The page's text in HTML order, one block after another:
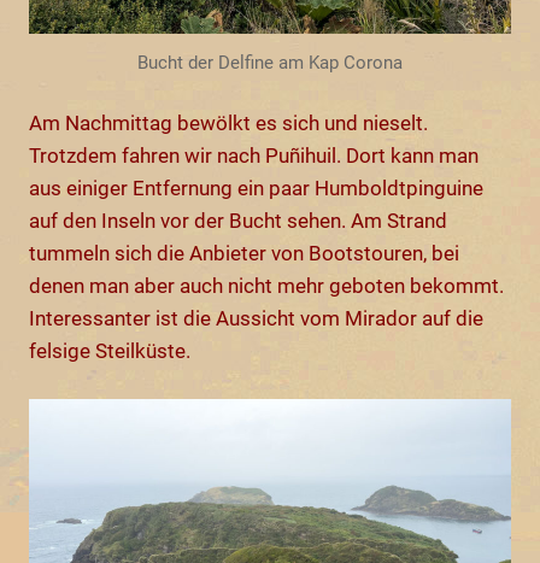
Bucht der Delfine am Kap Corona
Am Nachmittag bewölkt es sich und nieselt.
Trotzdem fahren wir nach Puñihuil. Dort kann man
aus einiger Entfernung ein paar Humboldtpinguine
auf den Inseln vor der Bucht sehen. Am Strand
tummeln sich die Anbieter von Bootstouren, bei
denen man aber auch nicht mehr geboten bekommt.
Interessanter ist die Aussicht vom Mirador auf die
felsige Steilküste.